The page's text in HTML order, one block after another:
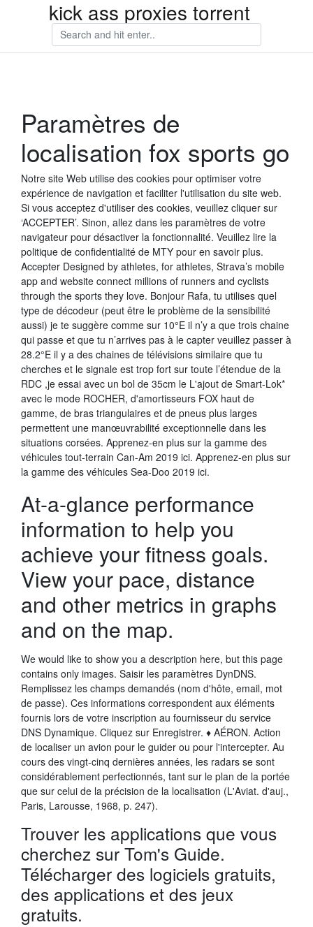
kick ass proxies torrent
Paramètres de
localisation fox sports go
Notre site Web utilise des cookies pour optimiser votre
expérience de navigation et faciliter l'utilisation du site web.
Si vous acceptez d'utiliser des cookies, veuillez cliquer sur
‘ACCEPTER’. Sinon, allez dans les paramètres de votre
navigateur pour désactiver la fonctionnalité. Veuillez lire la
politique de confidentialité de MTY pour en savoir plus.
Accepter Designed by athletes, for athletes, Strava’s mobile
app and website connect millions of runners and cyclists
through the sports they love. Bonjour Rafa, tu utilises quel
type de décodeur (peut être le problème de la sensibilité
aussi) je te suggère comme sur 10°E il n’y a que trois chaine
qui passe et que tu n’arrives pas à le capter veuillez passer à
28.2°E il y a des chaines de télévisions similaire que tu
cherches et le signale est trop fort sur toute l’étendue de la
RDC ,je essai avec un bol de 35cm le L'ajout de Smart-Lok*
avec le mode ROCHER, d'amortisseurs FOX haut de
gamme, de bras triangulaires et de pneus plus larges
permettent une manœuvrabilité exceptionnelle dans les
situations corsées. Apprenez-en plus sur la gamme des
véhicules tout-terrain Can-Am 2019 ici. Apprenez-en plus sur
la gamme des véhicules Sea-Doo 2019 ici.
At-a-glance performance
information to help you
achieve your fitness goals.
View your pace, distance
and other metrics in graphs
and on the map.
We would like to show you a description here, but this page
contains only images. Saisir les paramètres DynDNS.
Remplissez les champs demandés (nom d'hôte, email, mot
de passe). Ces informations correspondent aux éléments
fournis lors de votre inscription au fournisseur du service
DNS Dynamique. Cliquez sur Enregistrer. ♦ AÉRON. Action
de localiser un avion pour le guider ou pour l'intercepter. Au
cours des vingt-cinq dernières années, les radars se sont
considérablement perfectionnés, tant sur le plan de la portée
que sur celui de la précision de la localisation (L'Aviat. d'auj.,
Paris, Larousse, 1968, p. 247).
Trouver les applications que vous
cherchez sur Tom's Guide.
Télécharger des logiciels gratuits,
des applications et des jeux
gratuits.